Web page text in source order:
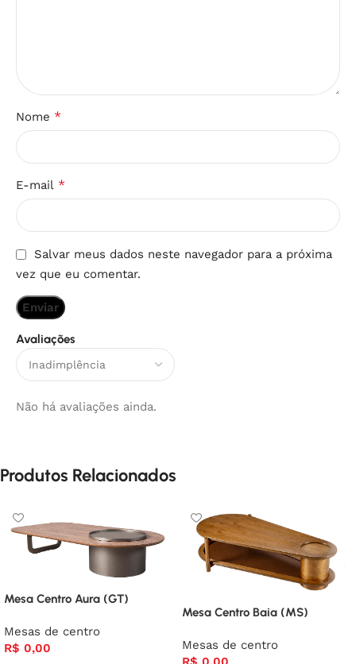
Avaliações
Não há avaliações ainda.
Nome *
E-mail *
Salvar meus dados neste navegador para a próxima
vez que eu comentar.
Produtos Relacionados
Mesa Centro Aura (GT)
Mesas de centro
R$ 0,00
Mesa Centro Baia (MS)
Mesas de centro